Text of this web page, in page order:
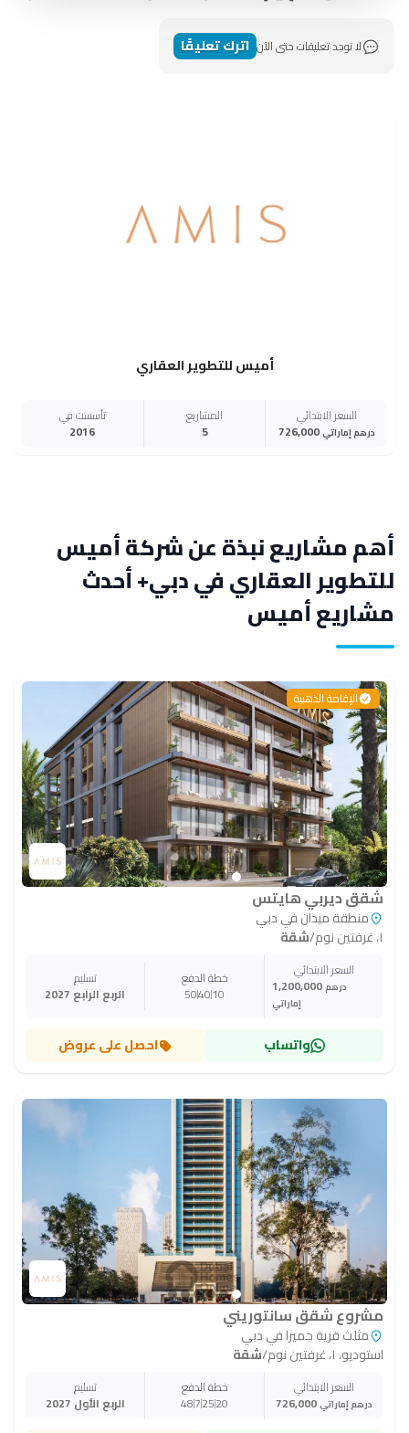
لا توجد تعليقات حتى الآن اترك تعليقًا
أميس للتطوير العقاري
السعر الابتدائي
726,000درهم إماراتي
المشاريع
5
تأسست في
2016
أهم مشاريع نبذة عن شركة أميس
للتطوير العقاري في دبي+ أحدث
مشاريع أميس
الإقامة الذهبية
شقق ديربي هايتس
منطقة ميدان في دبي
١، غرفتين نوم
/شقة
السعر الابتدائي
1,200,000 درهم
إماراتي
خطة الدفع
10
40
50
تسليم
الربع الرابع 2027
واتساب احصل على عروض
مشروع شقق سانتوريني
مثلث قرية جميرا في دبي
استوديو، ١، غرفتين نوم
/شقة
السعر الابتدائي
726,000درهم إماراتي
خطة الدفع
20
25
7
48
تسليم
الربع الأول 2027